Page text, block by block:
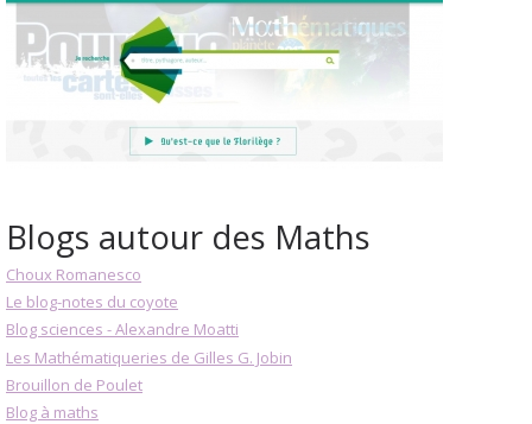
Blogs autour des Maths
Choux Romanesco
Le blog-notes du coyote
Blog sciences - Alexandre Moatti
Les Mathématiqueries de Gilles G. Jobin
Brouillon de Poulet
Blog à maths